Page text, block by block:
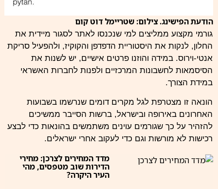
הודעת הפישינג. צילום: שטריימל דוט קום
גורמי מקצוע ממליצים למי שנכנסו לאתר לסגור מיידית את
החלון, לנקות את היסטוריית הדפדפן והקוקיז, ולהפעיל סריקת
אנטי-וירוס. במידה והוזנו פרטים אישיים, יש לשנות את
הסיסמאות לחשבונות המרכזיים ולפנות לחברות האשראי
במידת הצורך.
הונאה זו מצטרפת לגל מקרים דומים שנרשמו בשבועות
האחרונים באירופה ובישראל, ברשות הסייבר ממשיכים
להזהיר על כך שגורמים עוינים משתמשים בהונאות כדי לבצע
רכישות לא מורשות וגם כדי לעקוב אחרי ישראלים.
מדד המחירים לצרכן: מחירי
הדירות שוב מטפסים, מהי
העיר היקרה?